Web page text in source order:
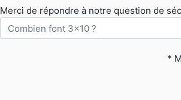
Merci de répondre à notre question de
*